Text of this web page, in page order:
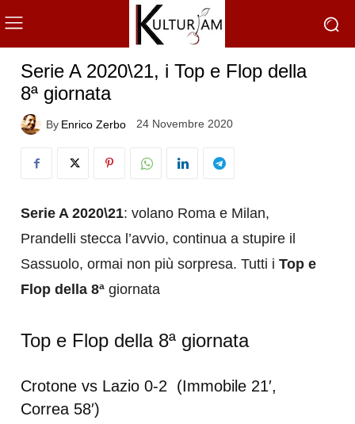
Serie A 2020\21, i Top e Flop della
8ª giornata
By Enrico Zerbo 24 Novembre 2020
Serie A 2020\21: volano Roma e Milan,
Prandelli stecca l’avvio, continua a stupire il
Sassuolo, ormai non più sorpresa. Tutti i Top e
Flop della 8ª giornata
Top e Flop della 8ª giornata
Crotone vs Lazio 0-2 (Immobile 21′,
Correa 58′)